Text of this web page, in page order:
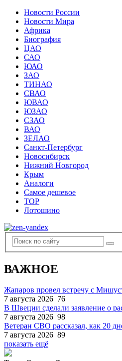
Новости России
Новости Мира
Африка
Биография
ЦАО
САО
ЮАО
ЗАО
ТИНАО
СВАО
ЮВАО
ЮЗАО
СЗАО
ВАО
ЗЕЛАО
Санкт-Петербург
Новосибирск
Нижний Новгород
Крым
Аналоги
Самое дешевое
TOP
Лотошино
ВАЖНОЕ
Жапаров провел встречу с
7 августа 2026 76
В Швеции сделали заявление о
7 августа 2026 98
Ветеран СВО рассказал, как 20
7 августа 2026 89
показать ещё